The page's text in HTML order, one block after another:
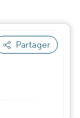
Partager